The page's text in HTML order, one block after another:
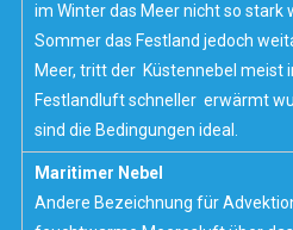
im Winter das Meer nicht so stark
Sommer das Festland jedoch
Meer, tritt der Küstennebel meist
Festlandluft schneller erwärmt
sind die Bedingungen ideal.
Maritimer Nebel
Andere Bezeichnung für